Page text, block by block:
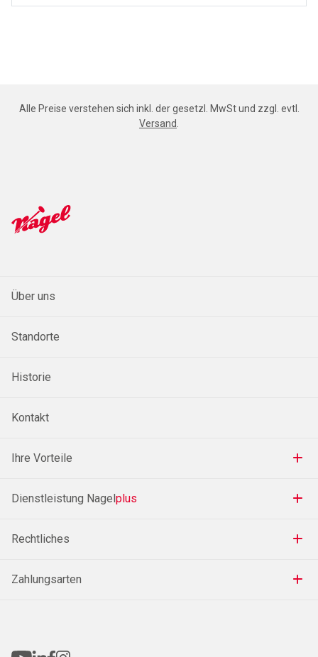
Alle Preise verstehen sich inkl. der gesetzl. MwSt und zzgl. evtl.
Versand
Über uns
Standorte
Historie
Kontakt
Ihre Vorteile
Dienstleistung Nagelplus
Rechtliches
Zahlungsarten